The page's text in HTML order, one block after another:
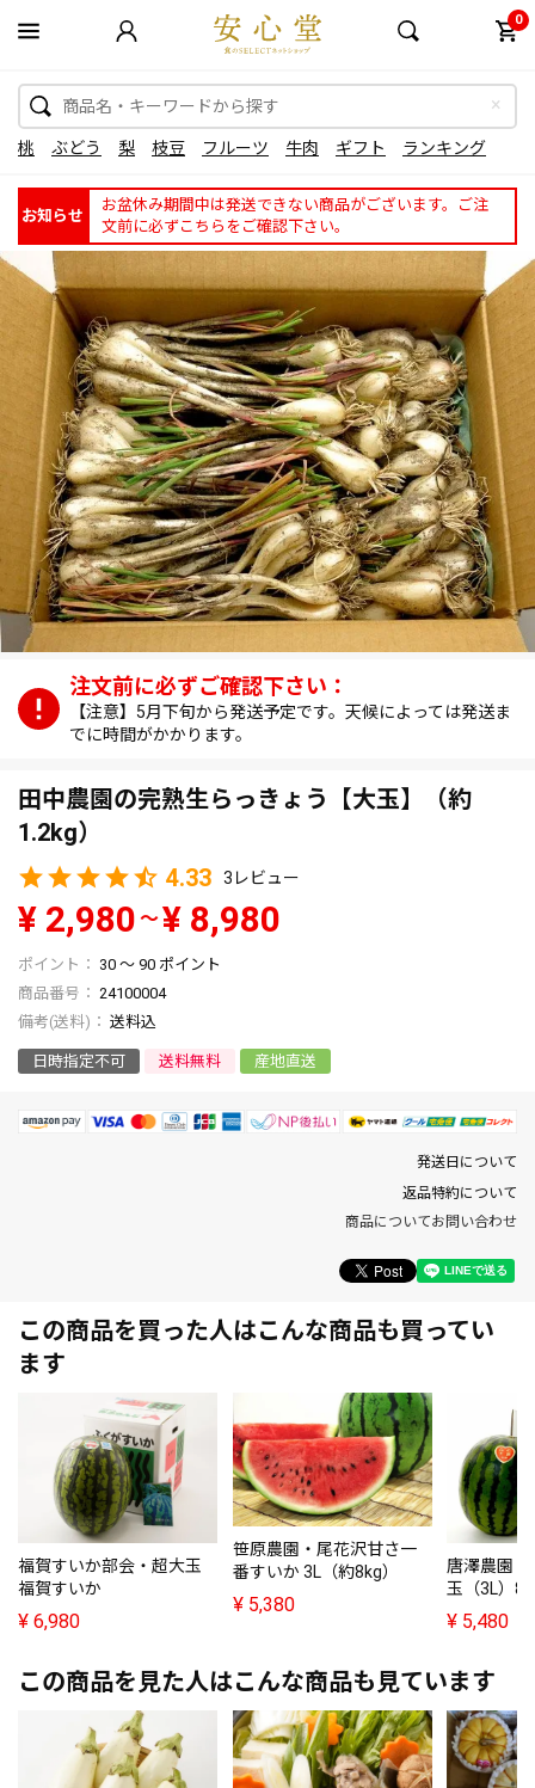
0
桃 ぶどう 梨 枝豆 フルーツ 牛肉 ギフト ランキング
お知らせ
お盆休み期間中は発送できない商品がございます。ご注
文前に必ずこちらをご確認下さい。
【注意】5月下旬から発送予定です。天候によっては発送ま
でに時間がかかります。
田中農園の完熟生らっきょう【大玉】（約
1.2kg）
4.33
3
¥ 2,980 〜¥ 8,980
30 〜 90 ポイント
商品番号
24100004
送料込
日時指定不可 送料無料 産地直送
発送日について
返品特約について
商品についてお問い合わせ
この商品を買った人はこんな商品も買ってい
ます
福賀すいか部会・超大玉
福賀すいか
¥ 6,980
笹原農園・尾花沢甘さ一
番すいか 3L（約8kg）
¥ 5,380
唐澤農園
玉（3L）8
¥ 5,480
この商品を見た人はこんな商品も見ています